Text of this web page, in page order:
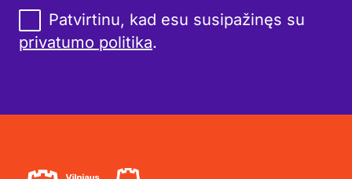
Patvirtinu, kad esu susipažinęs su
privatumo politika.